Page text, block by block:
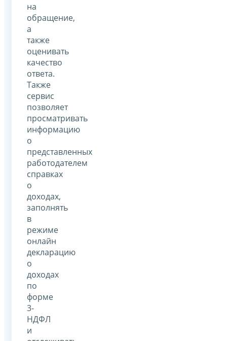
на
обращение,
а
также
оценивать
качество
ответа.
Также
сервис
позволяет
просматривать
информацию
о
представленных
работодателем
справках
о
доходах,
заполнять
в
режиме
онлайн
декларацию
о
доходах
по
форме
3-
НДФЛ
и